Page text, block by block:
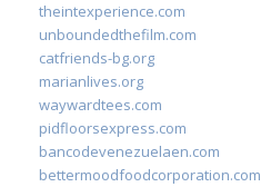
theintexperience.com
unboundedthefilm.com
catfriends-bg.org
marianlives.org
waywardtees.com
pidfloorsexpress.com
bancodevenezuelaen.com
bettermoodfoodcorporation.com